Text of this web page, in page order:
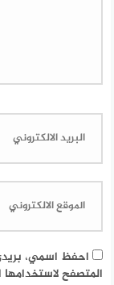
احفظ اسمي،
المتصفح